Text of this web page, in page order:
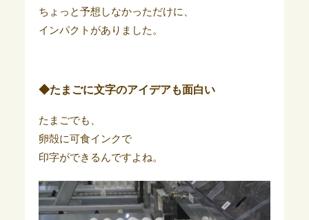
ちょっと予想しなかっただけに、
インパクトがありました。
◆たまごに文字のアイデアも面白い
たまごでも、
卵殻に可食インクで
印字ができるんですよね。